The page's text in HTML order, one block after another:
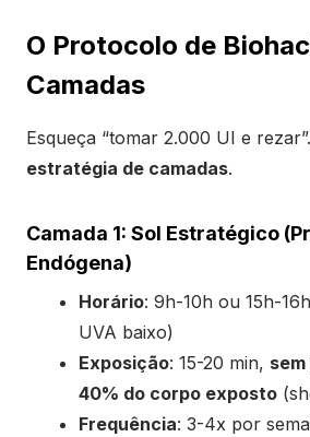
O Protocolo de
Camadas
Esqueça “tomar 2.000 UI e
estratégia de camadas.
Camada 1: Sol Estratégico
Endógena)
Horário: 9h-10h ou 15h-
UVA baixo)
Exposição: 15-20 min,
40% do corpo exposto
Frequência: 3-4x por